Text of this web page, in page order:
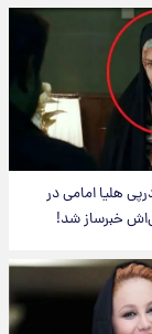
هلیا امامی در
خبرساز شد!